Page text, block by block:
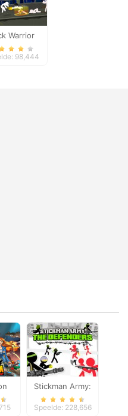
Warrior
Game
98,444
Stickman Army:
The Defenders
Speelde: 228,656